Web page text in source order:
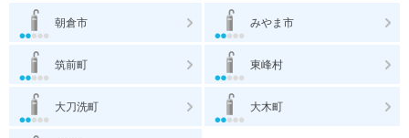
朝倉市 みやま市
筑前町 東峰村
大刀洗町 大木町